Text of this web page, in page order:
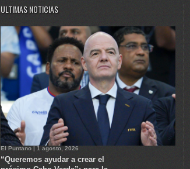
ULTIMAS NOTICIAS
El Puntano | 1 agosto, 2026
“Queremos ayudar a crear el